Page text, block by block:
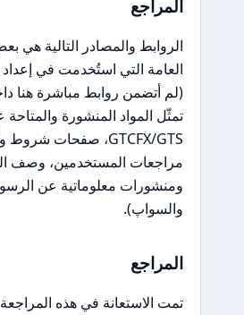
والمصادر التالية هي بعض المصادر
التي استُخدمت في إعداد هذه المراجعة
روابط مباشرة هنا داخل النص، لكنها
المنشورة والمتاحة علنًا حول خدمات
GTCFX/GTS، صفحات شروط وأحكام،
المستخدمين، وصف الحسابات
معلوماتية عن الرسوم والسبريد
في هذه المراجعة بعدد من